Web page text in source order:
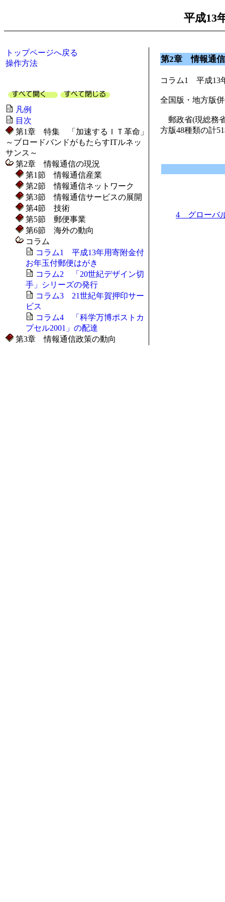
平成13
トップページへ戻る
操作方法
凡例
目次
第1章 特集 「加速するＩＴ革命」
～ブロードバンドがもたらすITルネッ
サンス～
第2章 情報通信の現況
第1節 情報通信産業
第2節 情報通信ネットワーク
第3節 情報通信サービスの展開
第4節 技術
第5節 郵便事業
第6節 海外の動向
コラム
コラム1 平成13年用寄附金付
お年玉付郵便はがき
コラム2 「20世紀デザイン切
手」シリーズの発行
コラム3 21世紀年賀押印サー
ビス
コラム4 「科学万博ポストカ
プセル2001」の配達
第3章 情報通信政策の動向
第2章 情報通
コラム1 平成13
全国版・地方版
郵政省(現総務
方版48種類の計
4 グローバ